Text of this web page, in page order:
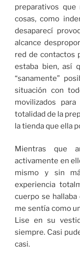
preparativos
cosas, como
desaparecí
alcance
red de contactos
estaba bien, así
“sanamente”
situación con
movilizados
totalidad de la
la tienda que ella
Mientras que
activamente en
mismo y sin
experiencia
cuerpo se
me sentía como
Lise en su
siempre. Casi
casi.